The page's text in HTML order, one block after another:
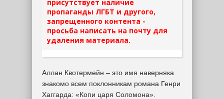
присутствует наличие
пропаганды ЛГБТ и другого,
запрещенного контента -
просьба написать на почту для
удаления материала.
Аллан Квотермейн – это имя наверняка
знакомо всем поклонникам романа Генри
Хаггарда: «Копи царя Соломона».